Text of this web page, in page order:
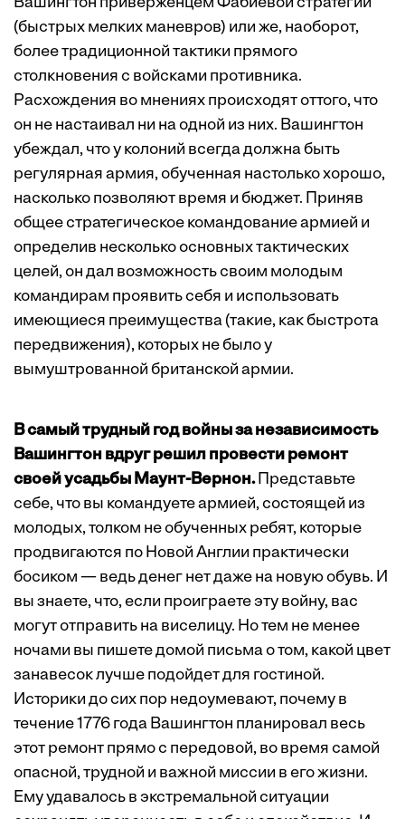
(быстрых мелких маневров) или же, наоборот,
более традиционной тактики прямого
столкновения с войсками противника.
Расхождения во мнениях происходят оттого, что
он не настаивал ни на одной из них. Вашингтон
убеждал, что у колоний всегда должна быть
регулярная армия, обученная настолько хорошо,
насколько позволяют время и бюджет. Приняв
общее стратегическое командование армией и
определив несколько основных тактических
целей, он дал возможность своим молодым
командирам проявить себя и использовать
имеющиеся преимущества (такие, как быстрота
передвижения), которых не было у
вымуштрованной британской армии.
В самый трудный год войны за независимость
Вашингтон вдруг решил провести ремонт
своей усадьбы Маунт-Вернон.Представьте
себе, что вы командуете армией, состоящей из
молодых, толком не обученных ребят, которые
продвигаются по Новой Англии практически
босиком — ведь денег нет даже на новую обувь. И
вы знаете, что, если проиграете эту войну, вас
могут отправить на виселицу. Но тем не менее
ночами вы пишете домой письма о том, какой цвет
занавесок лучше подойдет для гостиной.
Историки до сих пор недоумевают, почему в
течение 1776 года Вашингтон планировал весь
этот ремонт прямо с передовой, во время самой
опасной, трудной и важной миссии в его жизни.
Ему удавалось в экстремальной ситуации